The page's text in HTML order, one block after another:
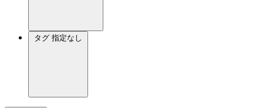
タグ 指定なし